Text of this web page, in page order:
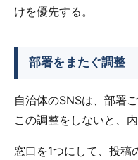
けを優先する。
部署をまたぐ調整
自治体のSNSは、部署
この調整をしないと、
窓口を1つにして、投稿